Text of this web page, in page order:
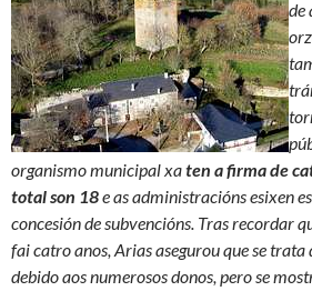
de
organismo municipal xaten a firma de
total son 18e as administracións esixen
concesión de subvencións. Tras recordar
fai catro anos, Arias asegurou que se
debido aos numerosos donos, pero se